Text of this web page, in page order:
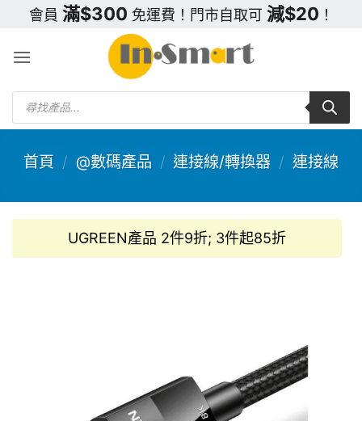
content
會員 滿$300 免運費！門市自取可 減$20 ！
Products
search
首頁 / @數碼產品 / 連接線/轉換器 / 連接線
UGREEN產品 2件9折; 3件起85折